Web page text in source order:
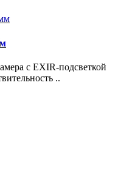
с EXIR-подсветкой
..